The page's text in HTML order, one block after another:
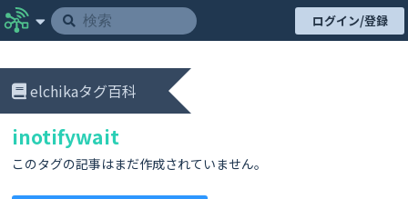
ログイン/登録
elchikaタグ百科
inotifywait
このタグの記事はまだ作成されていません。